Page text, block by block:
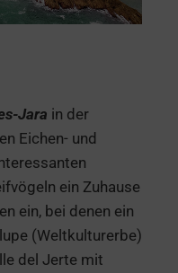
Jara in der
Eichen- und
ein Zuhause
ein, bei denen ein
(Weltkulturerbe)
del Jerte mit